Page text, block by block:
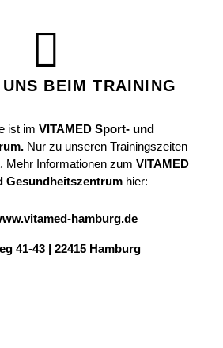
BEIM TRAINING
ist im VITAMED Sport- und
Nur zu unseren Trainingszeiten
Mehr Informationen zum VITAMED
Gesundheitszentrum hier:
hamburg.de
41-43 | 22415 Hamburg